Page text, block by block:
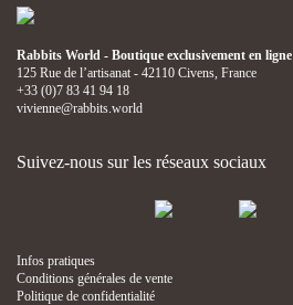
Rabbits World - Boutique exclusivement en ligne
125 Rue de l’artisanat - 42110 Civens, France
+33 (0)7 83 41 94 18
vivienne@rabbits.world
Suivez-nous sur les réseaux sociaux
Infos pratiques
Conditions générales de vente
Politique de confidentialité